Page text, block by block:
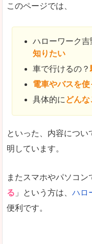
このページでは、
ハローワーク吉
知りたい
車で行けるの？
電車やバスを
具体的にどん
といった、内容につ
明しています。
またスマホやパソコン
る 」という方は、 ハロ
便利です。